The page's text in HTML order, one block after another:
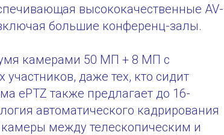
высококачественные AV-
большие конференц-залы.
камерами 50 МП + 8 МП с
участников, даже тех, кто сидит
ePTZ также предлагает до 16-
автоматического кадрирования
между телескопическим и